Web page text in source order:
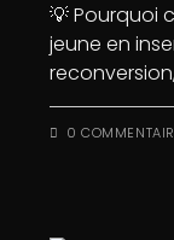
💡 Pourquoi
jeune en
0